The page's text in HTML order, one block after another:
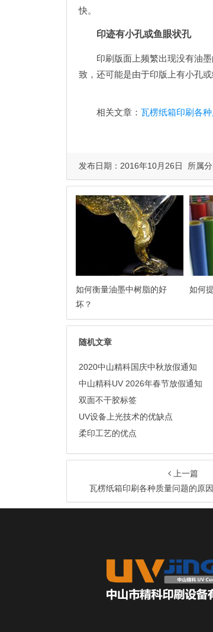
快。
印迹有小孔或鱼眼状孔
印刷版面上频繁出现没有油
致，还可能是由于印版上有小孔
相关文章： 瓦楞纸箱印刷各
发布日期：2016年10月26日 所属分
如何衡量油墨中树脂的好
坏？
如何
随机文章
2020中山精科国庆中秋放假通知
中山精科UV 2026年春节放假通知
双面不干胶标签
UV设备上光技术的优缺点
柔印工艺的优点
上一篇
瓦楞纸箱印刷各种质量问题的原